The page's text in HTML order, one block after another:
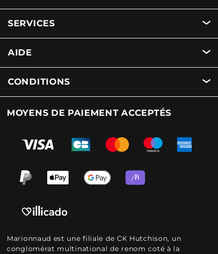
SERVICES
AIDE
CONDITIONS
MOYENS DE PAIEMENT ACCEPTÉS
Marionnaud est une filiale de CK Hutchison, un
conglomérat multinational de renom coté à la